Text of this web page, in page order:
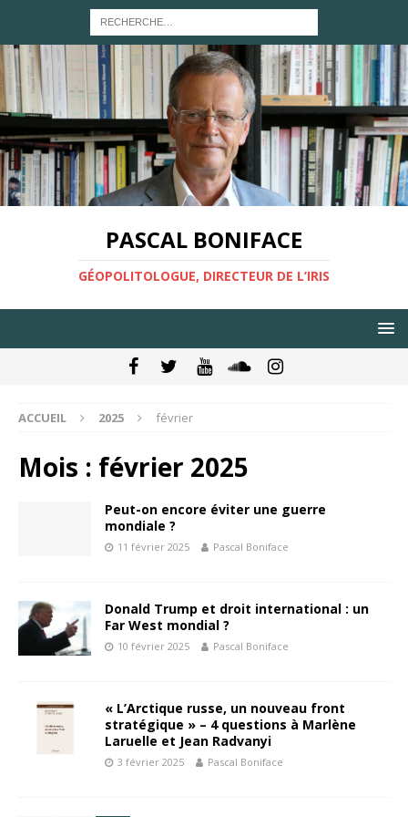
PASCAL BONIFACE
GÉOPOLITOLOGUE, DIRECTEUR DE L’IRIS
ACCUEIL 2025 février
Mois : février 2025
Peut-on encore éviter une guerre
mondiale ?
11 février 2025 Pascal Boniface
Donald Trump et droit international : un
Far West mondial ?
10 février 2025 Pascal Boniface
« L’Arctique russe, un nouveau front
stratégique » – 4 questions à Marlène
Laruelle et Jean Radvanyi
3 février 2025 Pascal Boniface